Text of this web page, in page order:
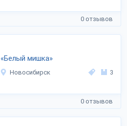
0 отзывов
«Белый мишка»
Новосибирск 3
0 отзывов